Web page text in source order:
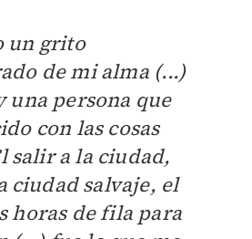
un grito
de mi alma (...)
una persona que
con las cosas
salir a la ciudad,
ciudad salvaje, el
horas de fila para